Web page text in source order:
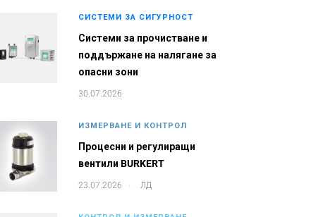
СИСТЕМИ ЗА СИГУРНОСТ
Системи за прочистване и
поддържане на налягане за
опасни зони
30.07.2026
ИЗМЕРВАНЕ И КОНТРОЛ
Процесни и регулиращи
вентили BURKERT
23.07.2026 . ЛД